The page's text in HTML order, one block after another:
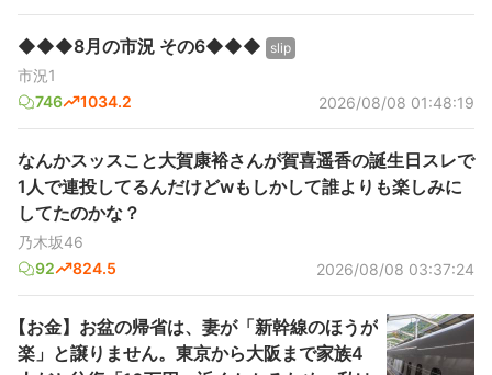
◆◆◆8月の市況 その6◆◆◆ slip
市況1
746
1034.2 2026/08/08 01:48:19
なんかスッスこと大賀康裕さんが賀喜遥香の誕生日スレで
1人で連投してるんだけどwもしかして誰よりも楽しみに
してたのかな？
乃木坂46
92
824.5 2026/08/08 03:37:24
【お金】お盆の帰省は、妻が「新幹線のほうが
楽」と譲りません。東京から大阪まで家族4